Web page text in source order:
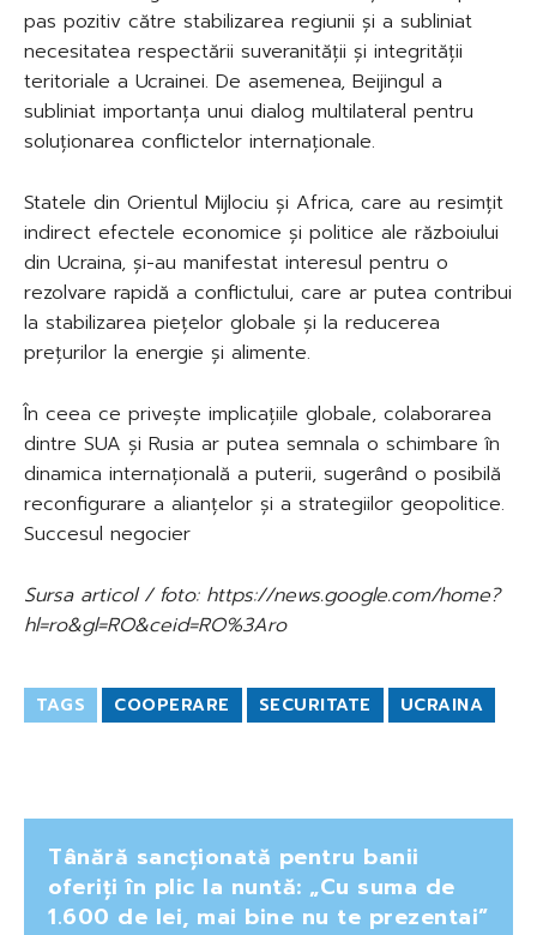
pas pozitiv către stabilizarea regiunii și a subliniat
necesitatea respectării suveranității și integrității
teritoriale a Ucrainei. De asemenea, Beijingul a
subliniat importanța unui dialog multilateral pentru
soluționarea conflictelor internaționale.
Statele din Orientul Mijlociu și Africa, care au resimțit
indirect efectele economice și politice ale războiului
din Ucraina, și-au manifestat interesul pentru o
rezolvare rapidă a conflictului, care ar putea contribui
la stabilizarea piețelor globale și la reducerea
prețurilor la energie și alimente.
În ceea ce privește implicațiile globale, colaborarea
dintre SUA și Rusia ar putea semnala o schimbare în
dinamica internațională a puterii, sugerând o posibilă
reconfigurare a alianțelor și a strategiilor geopolitice.
Succesul negocier
Sursa articol / foto: https://news.google.com/home?
hl=ro&gl=RO&ceid=RO%3Aro
TAGS COOPERARE SECURITATE UCRAINA
Tânără sancționată pentru banii
oferiți în plic la nuntă: „Cu suma de
1.600 de lei, mai bine nu te prezentai”